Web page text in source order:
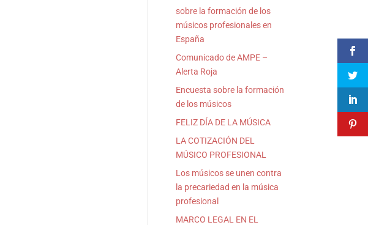
sobre la formación de los
músicos profesionales en
España
Comunicado de AMPE –
Alerta Roja
Encuesta sobre la formación
de los músicos
FELIZ DÍA DE LA MÚSICA
LA COTIZACIÓN DEL
MÚSICO PROFESIONAL
Los músicos se unen contra
la precariedad en la música
profesional
MARCO LEGAL EN EL